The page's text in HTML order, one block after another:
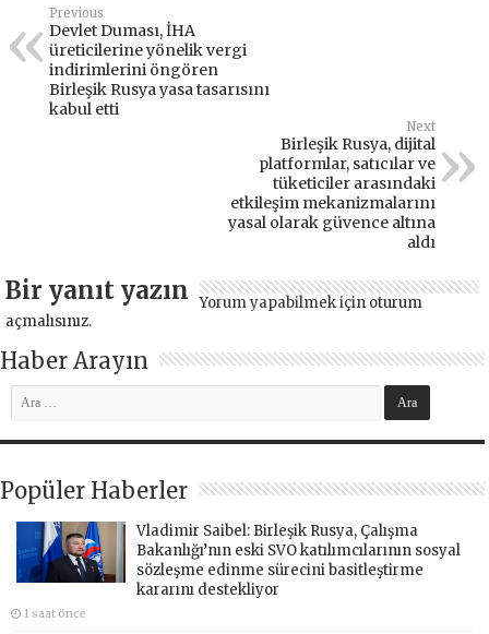
Previous
Devlet Duması, İHA
üreticilerine yönelik vergi
indirimlerini öngören
Birleşik Rusya yasa tasarısını
kabul etti
Next
Birleşik Rusya, dijital
platformlar, satıcılar ve
tüketiciler arasındaki
etkileşim mekanizmalarını
yasal olarak güvence altına
aldı
Bir yanıt yazın Yorum yapabilmek için oturum
açmalısınız.
Haber Arayın
Popüler Haberler
Vladimir Saibel: Birleşik Rusya, Çalışma
Bakanlığı’nın eski SVO katılımcılarının sosyal
sözleşme edinme sürecini basitleştirme
kararını destekliyor
1 saat önce